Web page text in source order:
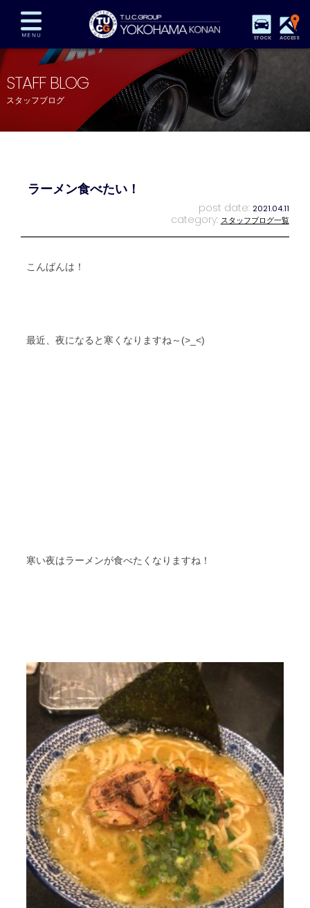
STOCK ACCESS
在庫車両情報 保証&サービス パーツリスト
TUCとは？ 店舗情報 アクセスマップ
全国納車 特別作業 注文販売
STAFF BLOG
スタッフブログ
ラーメン食べたい！
post date: 2021.04.11
category: スタッフブログ一覧
こんばんは！
最近、夜になると寒くなりますね～(>_<)
寒い夜はラーメンが食べたくなりますね！